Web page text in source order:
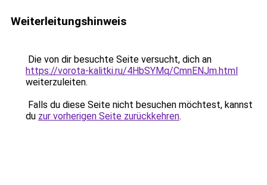
Weiterleitungshinweis
Die von dir besuchte Seite versucht, dich an
https://vorota-kalitki.ru/4HbSYMq/CmnENJm.html
weiterzuleiten.
Falls du diese Seite nicht besuchen möchtest, kannst
du zur vorherigen Seite zurückkehren.